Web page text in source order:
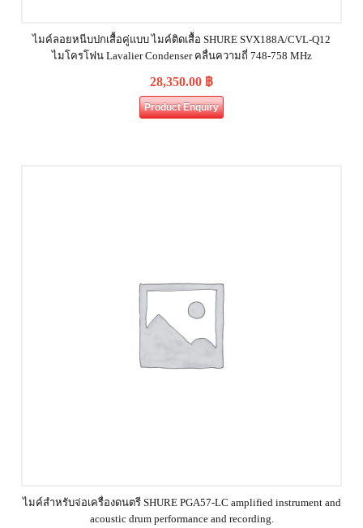
ไมค์ลอยหนีบปกเสื้อคู่แบบ ไมค์ติดเสื้อ SHURE SVX188A/CVL-Q12
ไมโครโฟน Lavalier Condenser คลื่นความถี่ 748-758 MHz
28,350.00 ฿
Product Enquiry
ไมค์สำหรับจ่อเครื่องดนตรี SHURE PGA57-LC amplified instrument and
acoustic drum performance and recording.